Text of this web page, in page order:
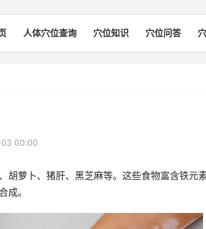
人体穴位查询 穴位知识 穴位问答
03 00:00
胡萝卜、猪肝、黑芝麻等。这些食物富含铁元
成。